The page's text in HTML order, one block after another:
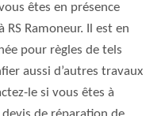
êtes en présence
Ramoneur. Il est en
pour règles de tels
aussi d’autres travaux
le si vous êtes à